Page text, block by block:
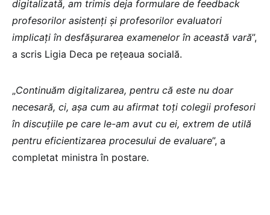
digitalizată, am trimis deja formulare de feedback
profesorilor asistenți și profesorilor evaluatori
implicați în desfășurarea examenelor în această vară”,
a scris Ligia Deca pe rețeaua socială.
„Continuăm digitalizarea, pentru că este nu doar
necesară, ci, așa cum au afirmat toți colegii profesori
în discuțiile pe care le-am avut cu ei, extrem de utilă
pentru eficientizarea procesului de evaluare”, a
completat ministra în postare.